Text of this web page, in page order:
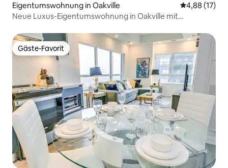
Eigentumswohnung in Oakville
4,88 (17)
Neue Luxus-Eigentumswohnung in Oakville mit
Gäste-Favorit
Gäste-Favorit